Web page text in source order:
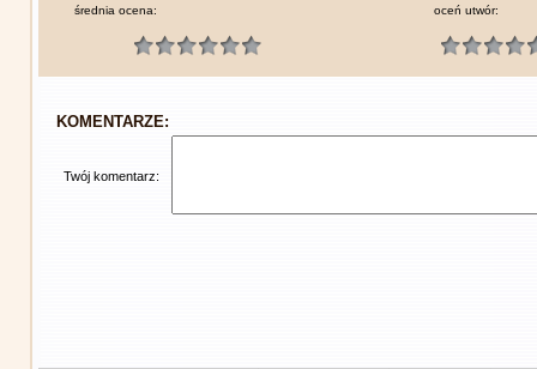
średnia ocena: oceń utwór:
KOMENTARZE:
Twój komentarz: